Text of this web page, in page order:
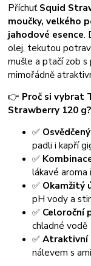
PříchuťSquid
moučky, velkého
jahodové esence.
olej, tekutou
mušle a ptačí zob
mimořádně
👉 Proč si vybrat
Strawberry 120 g?
✅
padli i kapří
✅
lákavé aroma
✅ Okamžitý
pH vody a
✅ Celoroční
chladné vodě
✅Atraktivní
nálevem s